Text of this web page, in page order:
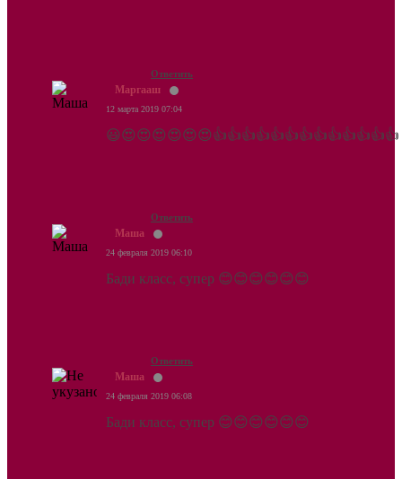
Ответить
Маргааш
12 марта 2019 07:04
😃😍😍😍😍😍😍👍👍👍👍👍👍👍👍👍👍👍👍👍
Ответить
Маша
24 февраля 2019 06:10
Бади класс, супер 😊😊😊😊😊😊
Ответить
Маша
24 февраля 2019 06:08
Бади класс, супер 😊😊😊😊😊😊